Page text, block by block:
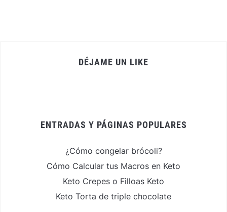
DÉJAME UN LIKE
ENTRADAS Y PÁGINAS POPULARES
¿Cómo congelar brócoli?
Cómo Calcular tus Macros en Keto
Keto Crepes o Filloas Keto
Keto Torta de triple chocolate